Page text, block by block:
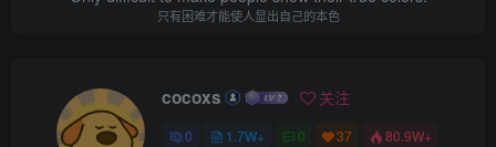
只有困难才能使人显出自己的本色
cocoxs 关注
0 1.7W+ 0 37 80.9W+